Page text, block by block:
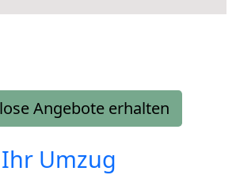
Angebote erhalten
Ihr Umzug